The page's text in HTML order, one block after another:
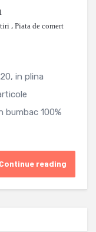
, Piata de comert
in plina
bumbac 100%
Continue reading